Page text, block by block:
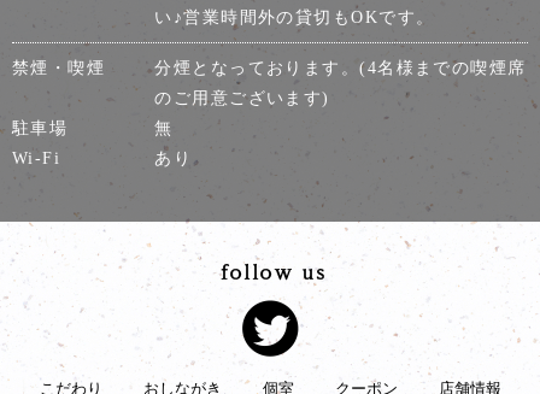
い♪営業時間外の貸切もOKです。
禁煙・喫煙
分煙となっております。(4名様までの喫煙席
のご用意ございます)
駐車場
無
Wi-Fi
あり
こだわり おしながき 個室 クーポン 店舗情報